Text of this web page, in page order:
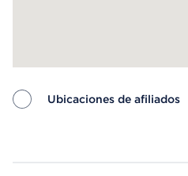
Ubicaciones de afiliados